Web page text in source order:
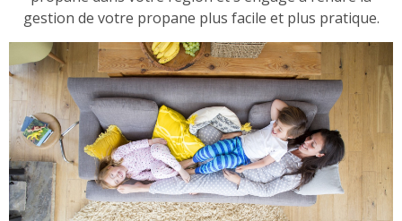
gestion de votre propane plus facile et plus pratique.